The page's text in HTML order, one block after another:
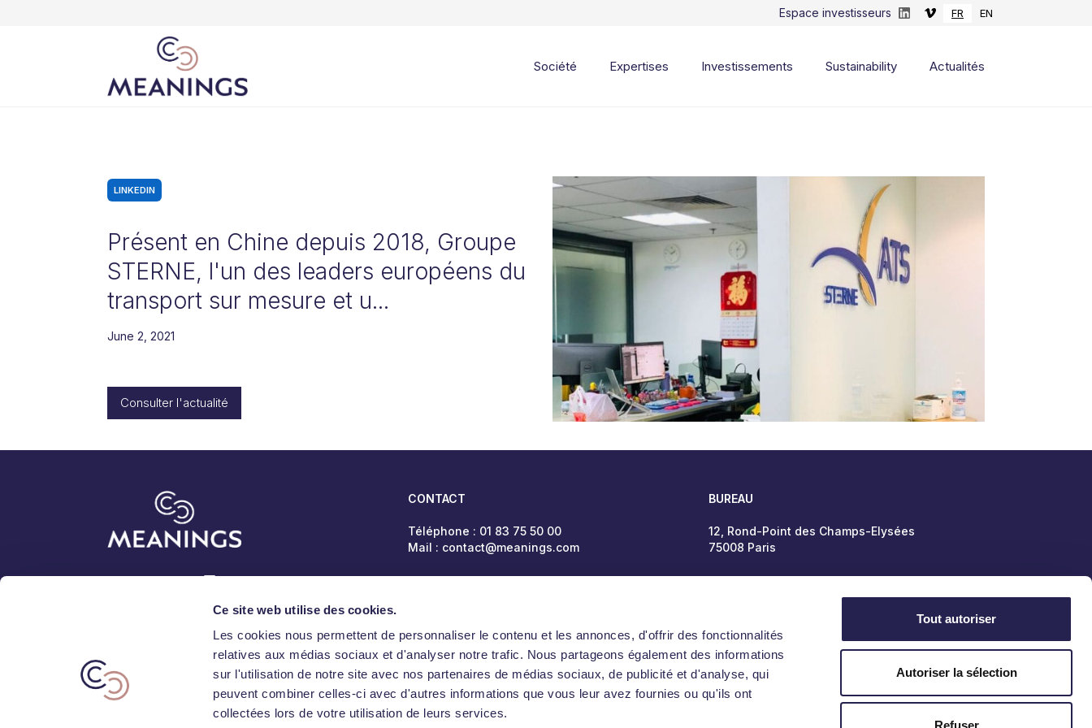
Ce site web utilise des cookies.
Les cookies nous permettent de personnaliser le contenu et les annonces, d'offrir des fonctionnalités
relatives aux médias sociaux et d'analyser notre trafic. Nous partageons également des informations
sur l'utilisation de notre site avec nos partenaires de médias sociaux, de publicité et d'analyse, qui
peuvent combiner celles-ci avec d'autres informations que vous leur avez fournies ou qu'ils ont
collectées lors de votre utilisation de leurs services.
Tout autoriser
Autoriser la sélection
Refuser
Espace investisseurs FR EN
Société Expertises Investissements Sustainability Actualités
LINKEDIN
Présent en Chine depuis 2018, Groupe
STERNE, l'un des leaders européens du
transport sur mesure et u...
June 2, 2021
Consulter l'actualité
Abonnez-vous
CONTACT
Téléphone : 01 83 75 50 00
Mail : contact@meanings.com
BUREAU
12, Rond-Point des Champs-Elysées
75008 Paris
Politique de confidentialité